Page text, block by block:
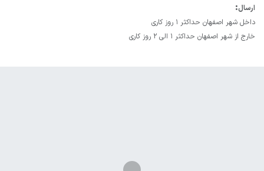
ارسال:
داخل شهر اصفهان حداکثر 1 روز کاری
خارج از شهر اصفهان حداکثر 1 الی 2 روز کاری